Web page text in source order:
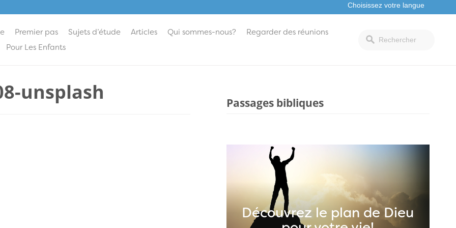
Premier pas Sujets d’étude Articles Qui sommes-nous?
Regarder des réunions
Pour Les Enfants
unsplash Passages bibliques
Découvrez le plan de Dieu